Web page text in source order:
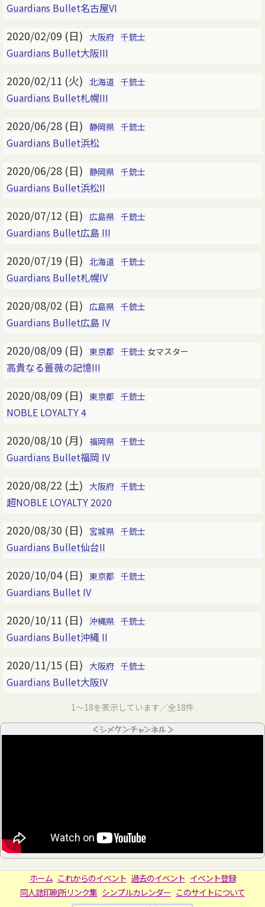
Guardians Bullet名古屋VI
2020/02/09 (日) 大阪府 千銃士
Guardians Bullet大阪III
2020/02/11 (火) 北海道 千銃士
Guardians Bullet札幌III
2020/06/28 (日) 静岡県 千銃士
Guardians Bullet浜松
2020/06/28 (日) 静岡県 千銃士
Guardians Bullet浜松II
2020/07/12 (日) 広島県 千銃士
Guardians Bullet広島 III
2020/07/19 (日) 北海道 千銃士
Guardians Bullet札幌IV
2020/08/02 (日) 広島県 千銃士
Guardians Bullet広島 IV
2020/08/09 (日) 東京都 千銃士 女マスター
高貴なる薔薇の記憶III
2020/08/09 (日) 東京都 千銃士
NOBLE LOYALTY 4
2020/08/10 (月) 福岡県 千銃士
Guardians Bullet福岡 IV
2020/08/22 (土) 大阪府 千銃士
超NOBLE LOYALTY 2020
2020/08/30 (日) 宮城県 千銃士
Guardians Bullet仙台II
2020/10/04 (日) 東京都 千銃士
Guardians Bullet IV
2020/10/11 (日) 沖縄県 千銃士
Guardians Bullet沖縄 II
2020/11/15 (日) 大阪府 千銃士
Guardians Bullet大阪IV
1～18を表示しています／全18件
＜シメケンチャンネル＞
ホーム これからのイベント 過去のイベント イベント登録
同人誌印刷所リンク集 シンプルカレンダー このサイトについて